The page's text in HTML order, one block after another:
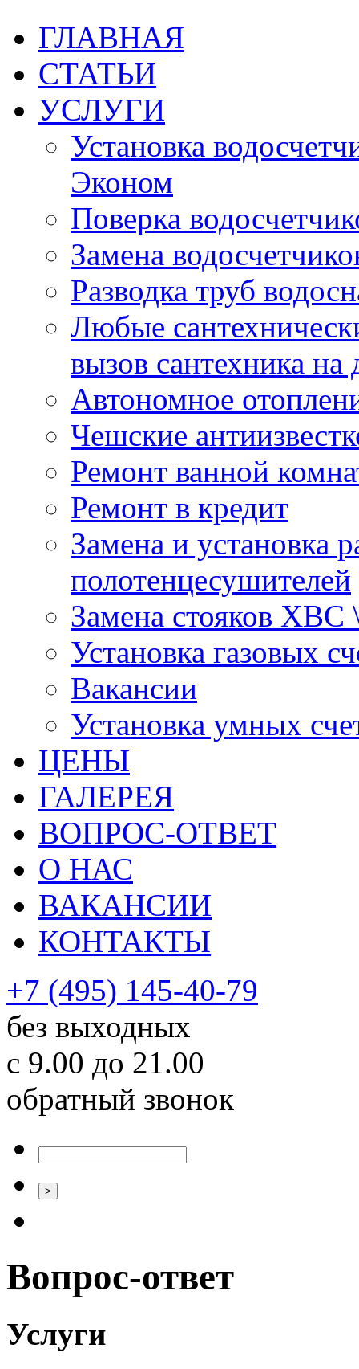
ГЛАВНАЯ
СТАТЬИ
УСЛУГИ
Установка
Эконом
Поверка
Замена
Разводка труб
Любые
вызов сантехника на
Автономное
Чешские
Ремонт ванной
Ремонт в кредит
Замена и установка
полотенцесушителей
Замена стояков
Установка газовых
Вакансии
Установка умных
ЦЕНЫ
ГАЛЕРЕЯ
ВОПРОС-ОТВЕТ
О НАС
ВАКАНСИИ
КОНТАКТЫ
+7 (495) 145-40-79
без выходных
с 9.00 до 21.00
обратный звонок
Вопрос-ответ
Услуги